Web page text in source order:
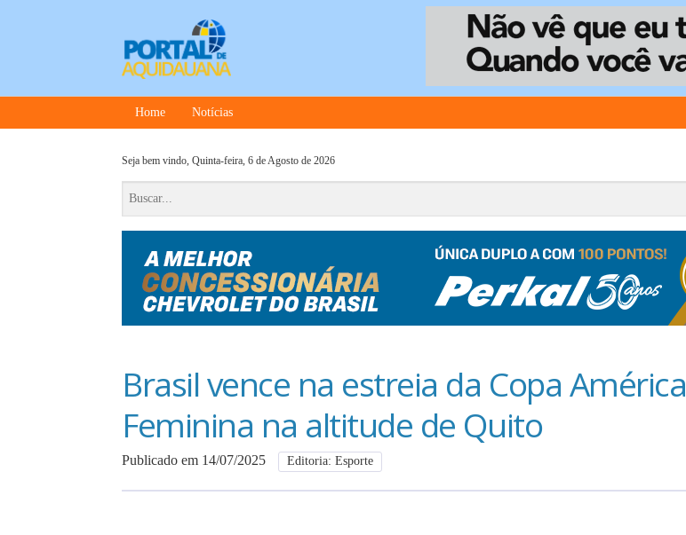
Home Notícias
Seja bem vindo, Quinta-feira, 6 de Agosto de 2026
Brasil vence na estreia da Copa América
Feminina na altitude de Quito
Publicado em 14/07/2025 Editoria: Esporte